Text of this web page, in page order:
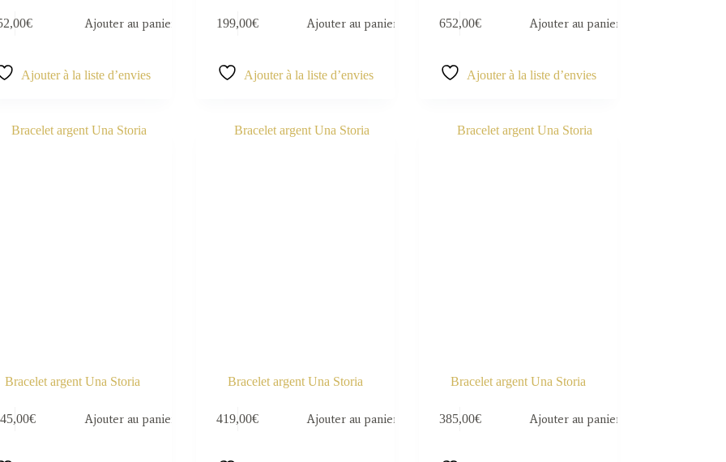
€ Ajouter au panier
Ajouter à la liste d’envies
199,00€ Ajouter au panier
Ajouter à la liste d’envies
652,00€ Ajouter au panier
Ajouter à la liste d’envies
Bracelet argent Una Storia
€ Ajouter au panier
Bracelet argent Una Storia
419,00€ Ajouter au panier
Bracelet argent Una Storia
385,00€ Ajouter au panier